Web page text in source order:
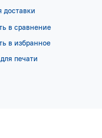
доставки
в сравнение
в избранное
печати